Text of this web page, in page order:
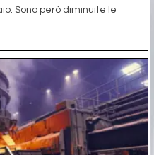
Sono però diminuite le